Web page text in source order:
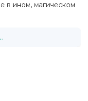
в ином, магическом